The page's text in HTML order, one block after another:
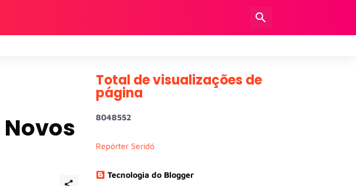
Total de visualizações de
página
8048552
Repórter Seridó
Tecnologia do Blogger